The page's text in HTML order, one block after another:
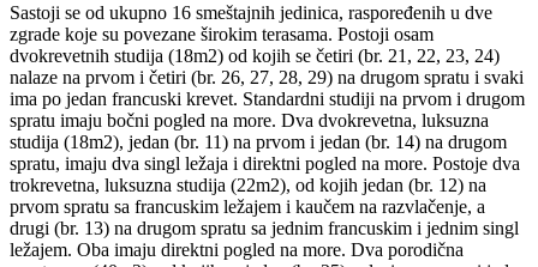
Sastoji se od ukupno 16 smeštajnih jedinica, raspoređenih u dve
zgrade koje su povezane širokim terasama. Postoji osam
dvokrevetnih studija (18m2) od kojih se četiri (br. 21, 22, 23, 24)
nalaze na prvom i četiri (br. 26, 27, 28, 29) na drugom spratu i svaki
ima po jedan francuski krevet. Standardni studiji na prvom i drugom
spratu imaju bočni pogled na more. Dva dvokrevetna, luksuzna
studija (18m2), jedan (br. 11) na prvom i jedan (br. 14) na drugom
spratu, imaju dva singl ležaja i direktni pogled na more. Postoje dva
trokrevetna, luksuzna studija (22m2), od kojih jedan (br. 12) na
prvom spratu sa francuskim ležajem i kaučem na razvlačenje, a
drugi (br. 13) na drugom spratu sa jednim francuskim i jednim singl
ležajem. Oba imaju direktni pogled na more. Dva porodična